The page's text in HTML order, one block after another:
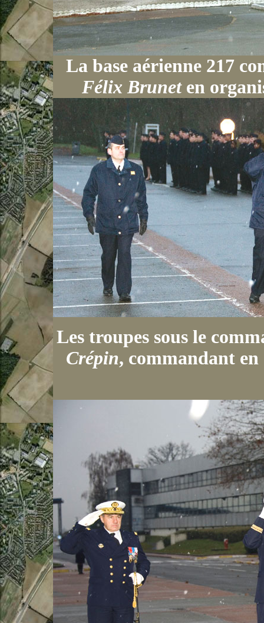
La base aérienne 217
Félix Bruneten
Les troupes sous le
Crépin, commandant en